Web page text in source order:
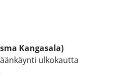
Kangasala)
ulkokautta